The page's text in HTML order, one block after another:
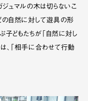
ジュマルの木は切らないこ
の自然に対して遊具の形
子どもたちが「自然に対し
、「相手に合わせて行動